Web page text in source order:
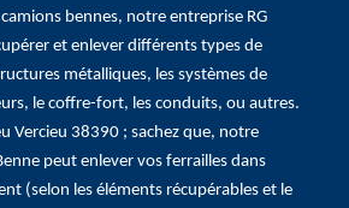
bennes, notre entreprise RG
et enlever différents types de
métalliques, les systèmes de
le coffre-fort, les conduits, ou autres.
Vercieu 38390 ; sachez que, notre
peut enlever vos ferrailles dans
(selon les éléments récupérables et le